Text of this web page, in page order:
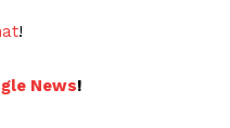
!
News!